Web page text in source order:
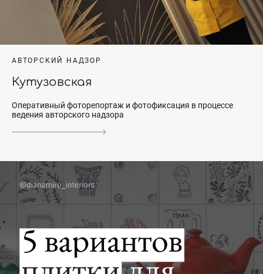
АВТОРСКИЙ НАДЗОР
Кутузовская
Оперативный фоторепортаж и фотофиксация в процессе
ведения авторского надзора